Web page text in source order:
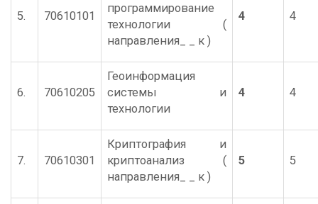
5. 70610101
программирование
технологии (
направления_ _ к )
4 4
6. 70610205
Геоинформация
системы и
технологии
4 4
7. 70610301
Криптография и
криптоанализ (
направления_ _ к )
5 5